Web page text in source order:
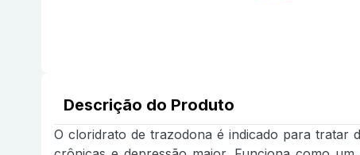
Descrição do Produto
O cloridrato de trazodona é indicado para tratar